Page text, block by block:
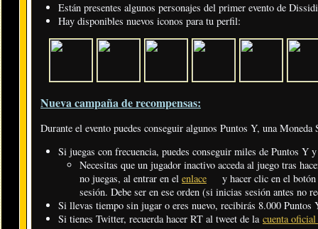
Están presentes algunos personajes del primer evento de
Hay disponibles nuevos iconos para tu perfil:
Nueva campaña de recompensas:
Durante el evento puedes conseguir algunos Puntos Y, una Moneda
Si juegas con frecuencia, puedes conseguir miles de Puntos Y
Necesitas que un jugador inactivo acceda al juego tras
no juegas, al entrar en el enlace
y hacer clic en el
sesión. Debe ser en ese orden (si inicias sesión antes no
Si llevas tiempo sin jugar o eres nuevo, recibirás 8.000
Si tienes Twitter, recuerda hacer RT al tweet de la cuenta